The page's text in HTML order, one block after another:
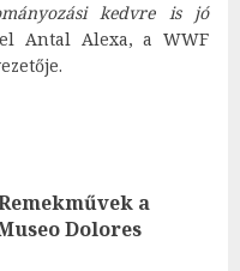
kedvre is jó
Antal Alexa, a WWF
a
Dolores